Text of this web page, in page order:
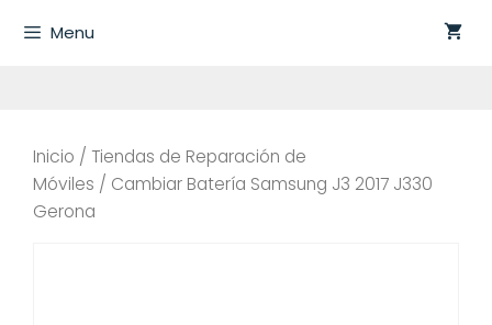
Menu
Inicio / Tiendas de Reparación de
Móviles / Cambiar Batería Samsung J3 2017 J330
Gerona